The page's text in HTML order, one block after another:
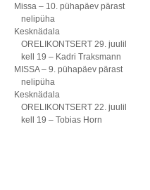
Missa – 10. pühapäev pärast
nelipüha
Kesknädala
ORELIKONTSERT 29. juulil
kell 19 – Kadri Traksmann
MISSA – 9. pühapäev pärast
nelipüha
Kesknädala
ORELIKONTSERT 22. juulil
kell 19 – Tobias Horn